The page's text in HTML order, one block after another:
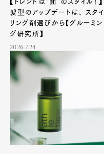
髪型のアップデートは、 スタイ
リング剤選びから【グルーミン
グ研究所】
2026.7.24